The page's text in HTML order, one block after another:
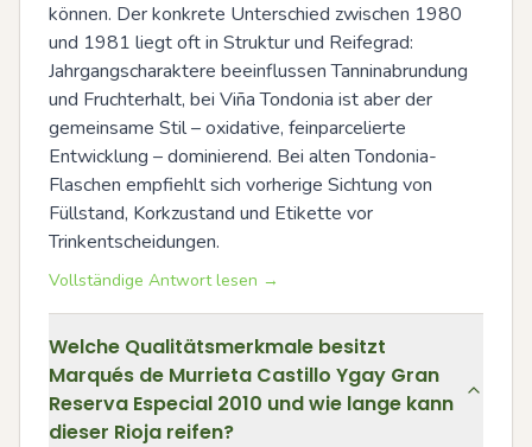
können. Der konkrete Unterschied zwischen 1980
und 1981 liegt oft in Struktur und Reifegrad:
Jahrgangscharaktere beeinflussen Tanninabrundung
und Fruchterhalt, bei Viña Tondonia ist aber der
gemeinsame Stil – oxidative, feinparcelierte
Entwicklung – dominierend. Bei alten Tondonia-
Flaschen empfiehlt sich vorherige Sichtung von
Füllstand, Korkzustand und Etikette vor
Trinkentscheidungen.
Vollständige Antwort lesen →
Welche Qualitätsmerkmale besitzt
Marqués de Murrieta Castillo Ygay Gran
Reserva Especial 2010 und wie lange kann
dieser Rioja reifen?